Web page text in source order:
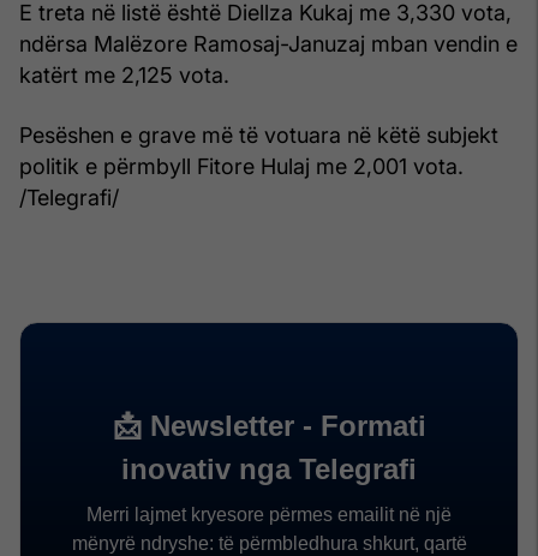
E treta në listë është Diellza Kukaj me 3,330 vota,
ndërsa Malëzore Ramosaj-Januzaj mban vendin e
katërt me 2,125 vota.
Pesëshen e grave më të votuara në këtë subjekt
politik e përmbyll Fitore Hulaj me 2,001 vota.
/Telegrafi/